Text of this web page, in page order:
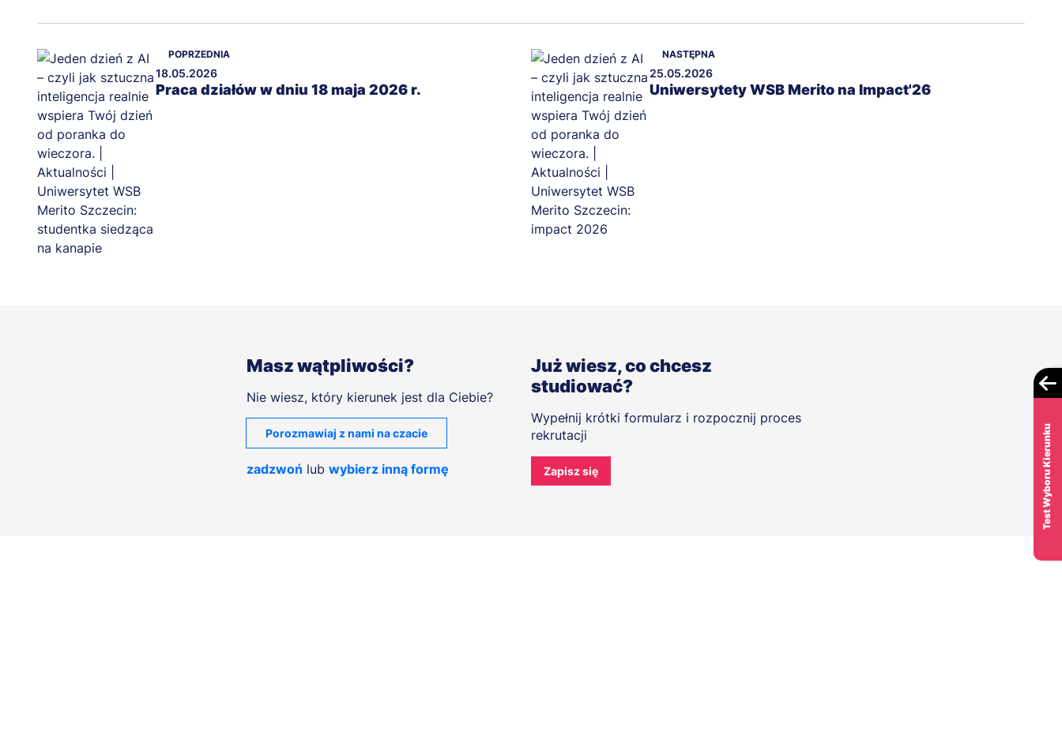
POPRZEDNIA
18.05.2026
Praca działów w dniu 18 maja 2026 r.
NASTĘPNA
25.05.2026
Uniwersytety WSB Merito na Impact'26
Masz wątpliwości?
Nie wiesz, który kierunek jest dla Ciebie?
Porozmawiaj z nami na czacie
zadzwoń lub wybierz inną formę
Już wiesz, co chcesz
studiować?
Wypełnij krótki formularz i rozpocznij proces
rekrutacji
Zapisz się Test Wyboru Kierunku